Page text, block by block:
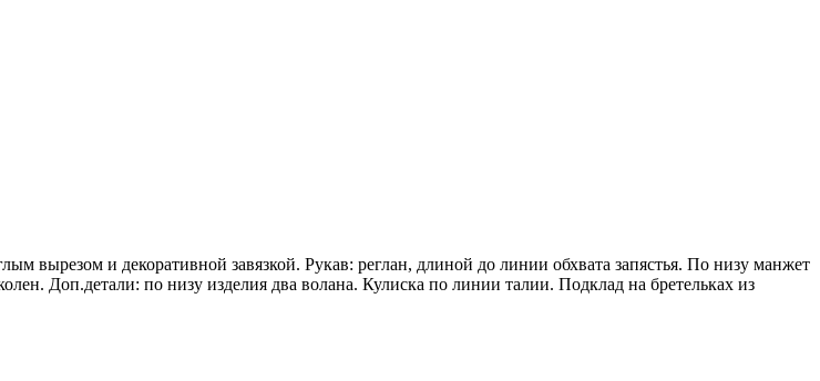
вырезом и декоративной завязкой. Рукав: реглан, длиной до линии обхвата запястья. По низу манжет
Доп.детали: по низу изделия два волана. Кулиска по линии талии. Подклад на бретельках из